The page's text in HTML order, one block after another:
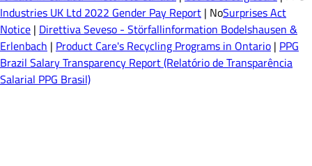
Industries UK Ltd 2022 Gender Pay Report | NoSurprises Act
Notice | Direttiva Seveso - Störfallinformation Bodelshausen &
Erlenbach | Product Care's Recycling Programs in Ontario | PPG
Brazil Salary Transparency Report (Relatório de Transparência
Salarial PPG Brasil)